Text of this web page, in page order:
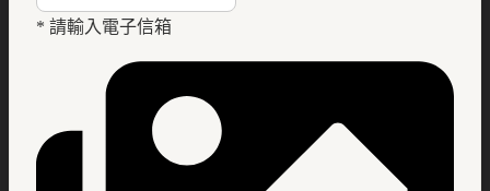
* 請輸入電子信箱